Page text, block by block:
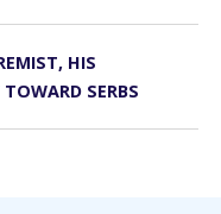
HIS
SERBS